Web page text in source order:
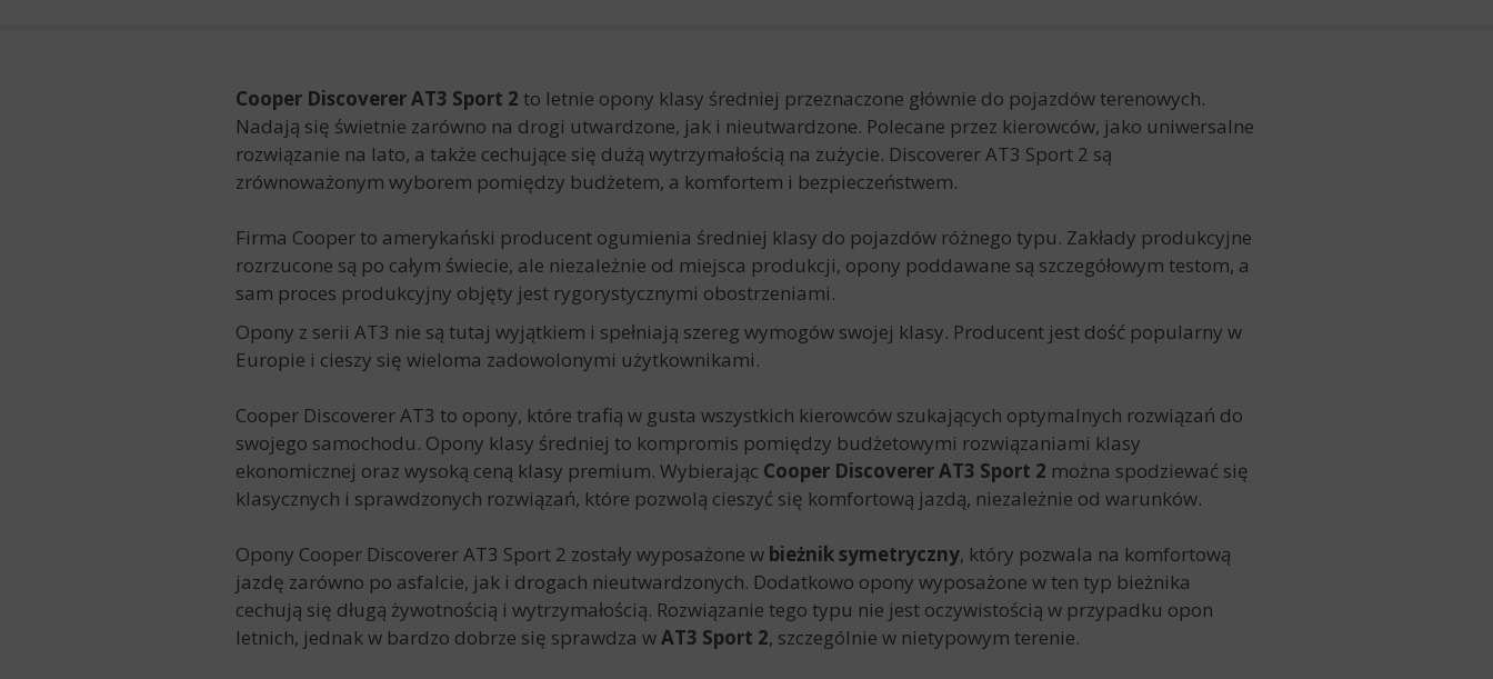
Cooper Discoverer AT3 Sport 2 to letnie opony klasy średniej przeznaczone głównie do pojazdów terenowych.
Nadają się świetnie zarówno na drogi utwardzone, jak i nieutwardzone. Polecane przez kierowców, jako uniwersalne
rozwiązanie na lato, a także cechujące się dużą wytrzymałością na zużycie. Discoverer AT3 Sport 2 są
zrównoważonym wyborem pomiędzy budżetem, a komfortem i bezpieczeństwem.
Firma Cooper to amerykański producent ogumienia średniej klasy do pojazdów różnego typu. Zakłady produkcyjne
rozrzucone są po całym świecie, ale niezależnie od miejsca produkcji, opony poddawane są szczegółowym testom, a
sam proces produkcyjny objęty jest rygorystycznymi obostrzeniami.
Opony z serii AT3 nie są tutaj wyjątkiem i spełniają szereg wymogów swojej klasy. Producent jest dość popularny w
Europie i cieszy się wieloma zadowolonymi użytkownikami.
Cooper Discoverer AT3 to opony, które trafią w gusta wszystkich kierowców szukających optymalnych rozwiązań do
swojego samochodu. Opony klasy średniej to kompromis pomiędzy budżetowymi rozwiązaniami klasy
ekonomicznej oraz wysoką ceną klasy premium. Wybierając Cooper Discoverer AT3 Sport 2 można spodziewać się
klasycznych i sprawdzonych rozwiązań, które pozwolą cieszyć się komfortową jazdą, niezależnie od warunków.
Opony Cooper Discoverer AT3 Sport 2 zostały wyposażone w bieżnik symetryczny, który pozwala na komfortową
jazdę zarówno po asfalcie, jak i drogach nieutwardzonych. Dodatkowo opony wyposażone w ten typ bieżnika
cechują się długą żywotnością i wytrzymałością. Rozwiązanie tego typu nie jest oczywistością w przypadku opon
letnich, jednak w bardzo dobrze się sprawdza wAT3 Sport 2, szczególnie w nietypowym terenie.